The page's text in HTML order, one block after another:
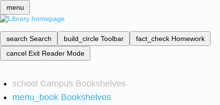
menu
search Search build_circle Toolbar fact_check Homework
cancel Exit Reader Mode
school Campus Bookshelves
menu_book Bookshelves